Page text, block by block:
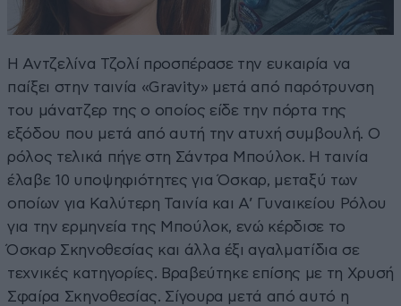
Η Αντζελίνα Τζολί προσπέρασε την ευκαιρία να
παίξει στην ταινία «Gravity» μετά από παρότρυνση
του μάνατζερ της ο οποίος είδε την πόρτα της
εξόδου που μετά από αυτή την ατυχή συμβουλή. Ο
ρόλος τελικά πήγε στη Σάντρα Μπούλοκ. Η ταινία
έλαβε 10 υποψηφιότητες για Όσκαρ, μεταξύ των
οποίων για Καλύτερη Ταινία και Α’ Γυναικείου Ρόλου
για την ερμηνεία της Μπούλοκ, ενώ κέρδισε το
Όσκαρ Σκηνοθεσίας και άλλα έξι αγαλματίδια σε
τεχνικές κατηγορίες. Βραβεύτηκε επίσης με τη Χρυσή
Σφαίρα Σκηνοθεσίας. Σίγουρα μετά από αυτό η